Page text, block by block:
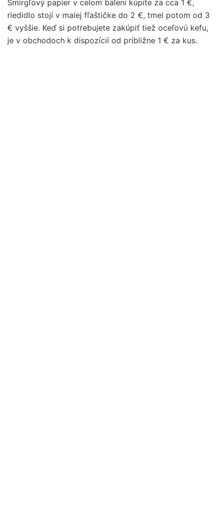
Šmirgľový papier v celom balení kúpite za cca 1 €,
riedidlo stojí v malej fľaštičke do 2 €, tmel potom od 3
€ vyššie. Keď si potrebujete zakúpiť tiež oceľovú kefu,
je v obchodoch k dispozícií od približne 1 € za kus.